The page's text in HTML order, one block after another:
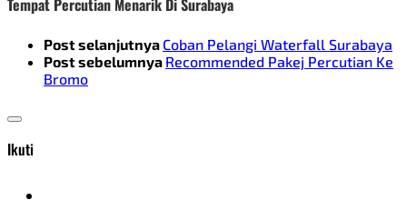
Tempat Percutian Menarik Di Surabaya
Post selanjutnya Coban Pelangi Waterfall Surabaya
Post sebelumnya Recommended Pakej Percutian Ke
Bromo
Ikuti